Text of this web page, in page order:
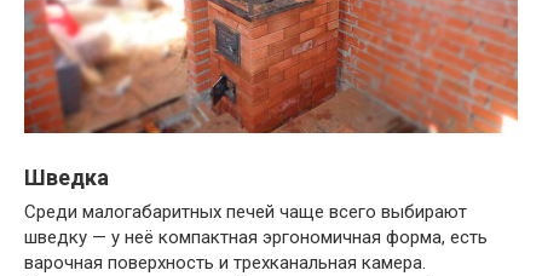
Шведка
Среди малогабаритных печей чаще всего выбирают
шведку — у неё компактная эргономичная форма, есть
варочная поверхность и трехканальная камера.